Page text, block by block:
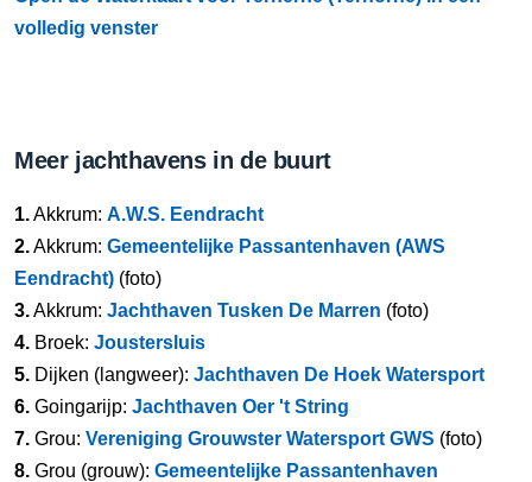
volledig venster
Meer jachthavens in de buurt
1.Akkrum: A.W.S. Eendracht
2.Akkrum: Gemeentelijke Passantenhaven (AWS
Eendracht) (foto)
3.Akkrum: Jachthaven Tusken De Marren (foto)
4. Broek: Joustersluis
5. Dijken (langweer): Jachthaven De Hoek Watersport
6. Goingarijp: Jachthaven Oer 't String
7. Grou: Vereniging Grouwster Watersport GWS (foto)
8. Grou (grouw): Gemeentelijke Passantenhaven